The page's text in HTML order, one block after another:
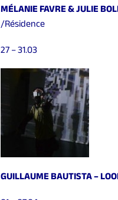
MÉLANIE FAVRE & JULIE
/Résidence
27 – 31.03
GUILLAUME BAUTISTA –